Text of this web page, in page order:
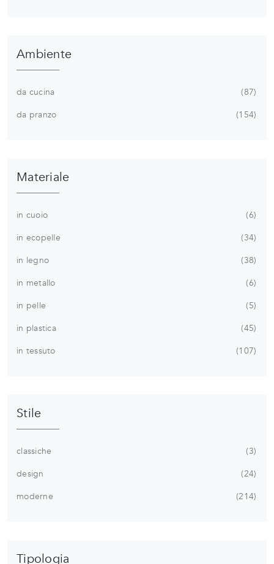
Ambiente
da cucina
87
da pranzo
154
Materiale
in cuoio
6
in ecopelle
34
in legno
38
in metallo
6
in pelle
5
in plastica
45
in tessuto
107
Stile
classiche
3
design
24
moderne
214
Tipologia